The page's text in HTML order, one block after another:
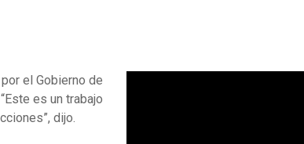
el Gobierno de
es un trabajo
dijo.